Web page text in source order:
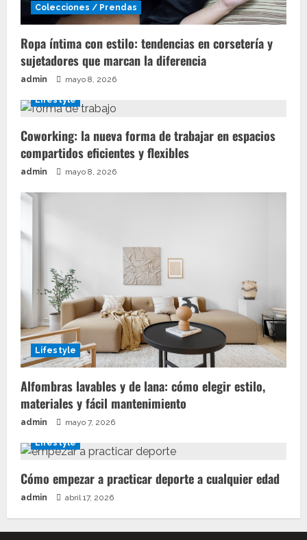
Colecciones / Prendas
Ropa íntima con estilo: tendencias en corsetería y
sujetadores que marcan la diferencia
admin mayo 8, 2026
Lifestyle
Coworking: la nueva forma de trabajar en espacios
compartidos eficientes y flexibles
admin mayo 8, 2026
Lifestyle
Alfombras lavables y de lana: cómo elegir estilo,
materiales y fácil mantenimiento
admin mayo 7, 2026
Lifestyle
Cómo empezar a practicar deporte a cualquier edad
admin abril 17, 2026